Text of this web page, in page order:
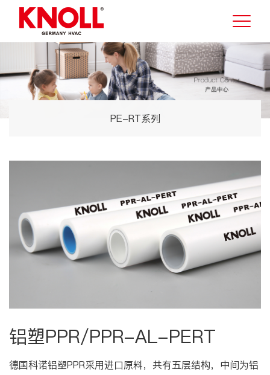
PE-RT系列
铝塑PPR/PPR-AL-PERT
德国科诺铝塑PPR采用进口原料，共有五层结构，中间为铝